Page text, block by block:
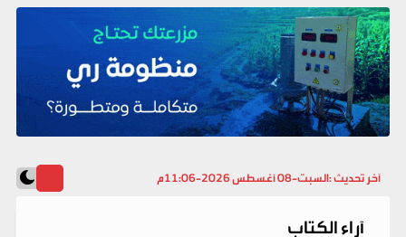
آخر تحديث :السبت-08 أغسطس 2026-11:06م
آراء الكتاب